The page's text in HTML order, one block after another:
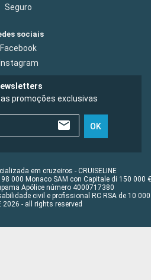
Seguro
sociais
Facebook
Instagram
promoções exclusivas
OK
em cruzeiros - CRUISELINE
000 Monaco SAM con Capitale di 150 000 €
Apólice número 4000717380
civil e profissional RC RSA de 10 000
2026 - all rights reserved